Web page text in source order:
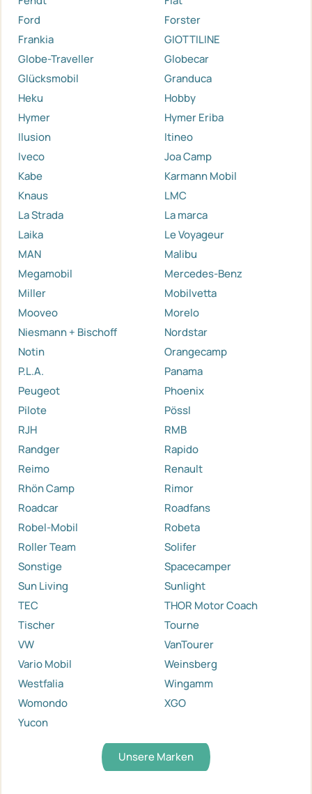
Ford
Forster
Frankia
GIOTTILINE
Globe-Traveller
Globecar
Glücksmobil
Granduca
Heku
Hobby
Hymer
Hymer Eriba
Ilusion
Itineo
Iveco
Joa Camp
Kabe
Karmann Mobil
Knaus
LMC
La Strada
La marca
Laika
Le Voyageur
MAN
Malibu
Megamobil
Mercedes-Benz
Miller
Mobilvetta
Mooveo
Morelo
Niesmann + Bischoff
Nordstar
Notin
Orangecamp
P.L.A.
Panama
Peugeot
Phoenix
Pilote
Pössl
RJH
RMB
Randger
Rapido
Reimo
Renault
Rhön Camp
Rimor
Roadcar
Roadfans
Robel-Mobil
Robeta
Roller Team
Solifer
Sonstige
Spacecamper
Sun Living
Sunlight
TEC
THOR Motor Coach
Tischer
Tourne
VW
VanTourer
Vario Mobil
Weinsberg
Westfalia
Wingamm
Womondo
XGO
Yucon
Unsere Marken